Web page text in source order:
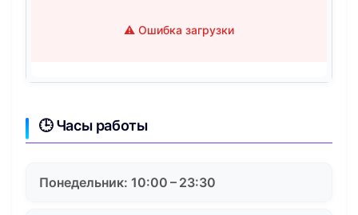
⚠️ Ошибка загрузки
🕒 Часы работы
Понедельник: 10:00 – 23:30